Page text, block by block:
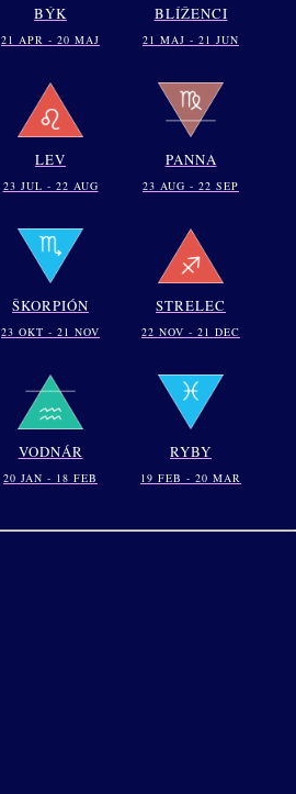
BÝK
21 APR - 20 MAJ
BLÍŽENCI
21 MAJ - 21 JUN
LEV
23 JUL - 22 AUG
PANNA
23 AUG - 22 SEP
ŠKORPIÓN
23 OKT - 21 NOV
STRELEC
22 NOV - 21 DEC
VODNÁR
20 JAN - 18 FEB
RYBY
19 FEB - 20 MAR